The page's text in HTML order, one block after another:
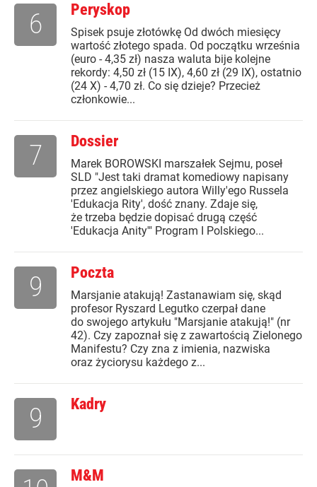
Peryskop
Spisek psuje złotówkę Od dwóch miesięcy
wartość złotego spada. Od początku września
(euro - 4,35 zł) nasza waluta bije kolejne
rekordy: 4,50 zł (15 IX), 4,60 zł (29 IX), ostatnio
(24 X) - 4,70 zł. Co się dzieje? Przecież
członkowie...
6
Dossier
Marek BOROWSKI marszałek Sejmu, poseł
SLD "Jest taki dramat komediowy napisany
przez angielskiego autora Willy'ego Russela
'Edukacja Rity', dość znany. Zdaje się,
że trzeba będzie dopisać drugą część
'Edukacja Anity'" Program I Polskiego...
7
Poczta
Marsjanie atakują! Zastanawiam się, skąd
profesor Ryszard Legutko czerpał dane
do swojego artykułu "Marsjanie atakują!" (nr
42). Czy zapoznał się z zawartością Zielonego
Manifestu? Czy zna z imienia, nazwiska
oraz życiorysu każdego z...
9
Kadry
9
M&M